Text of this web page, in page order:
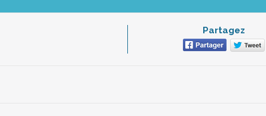
Partagez